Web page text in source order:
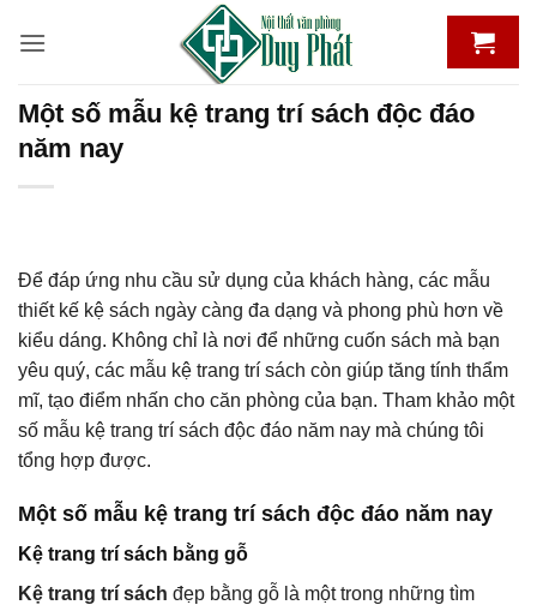
qua
dungMột số mẫu kệ trang trí sách độc đáo
năm nay
Để đáp ứng nhu cầu sử dụng của khách hàng, các mẫu
thiết kế kệ sách ngày càng đa dạng và phong phù hơn về
kiểu dáng. Không chỉ là nơi để những cuốn sách mà bạn
yêu quý, các mẫu kệ trang trí sách còn giúp tăng tính thẩm
mĩ, tạo điểm nhấn cho căn phòng của bạn. Tham khảo một
số mẫu kệ trang trí sách độc đáo năm nay mà chúng tôi
tổng hợp được.
Một số mẫu kệ trang trí sách độc đáo năm nay
Kệ trang trí sách bằng gỗ
Kệ trang trí sách đẹp bằng gỗ là một trong những tìm